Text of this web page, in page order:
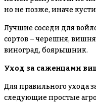
но не позже, иначе
Лучшие соседи для
сортов – черешня,
виноград, боярышник.
Уход за саженцами
Для правильного ухода
следующие простые